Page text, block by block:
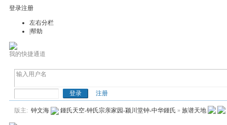
登录注册
左右分栏
|帮助
我的快捷通道
钟(鍾)氏天空
注册
版主: 钟文海 鍾氏天空-钟氏宗亲家园-颍川堂钟-中华鍾氏 » 族谱天地